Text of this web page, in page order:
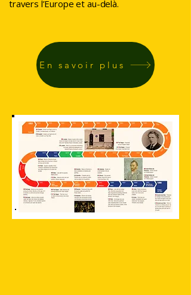
travers l’Europe et au-delà.
En savoir plus